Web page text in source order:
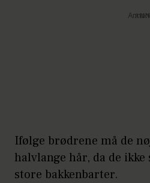
Ifølge brødrene må de
halvlange hår, da de ikke
store bakkenbarter.